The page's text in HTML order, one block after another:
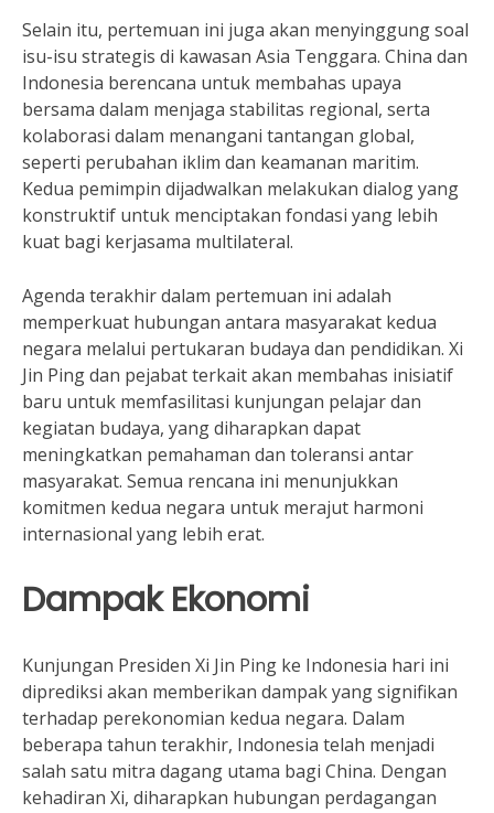
Selain itu, pertemuan ini juga akan menyinggung soal
isu-isu strategis di kawasan Asia Tenggara. China dan
Indonesia berencana untuk membahas upaya
bersama dalam menjaga stabilitas regional, serta
kolaborasi dalam menangani tantangan global,
seperti perubahan iklim dan keamanan maritim.
Kedua pemimpin dijadwalkan melakukan dialog yang
konstruktif untuk menciptakan fondasi yang lebih
kuat bagi kerjasama multilateral.
Agenda terakhir dalam pertemuan ini adalah
memperkuat hubungan antara masyarakat kedua
negara melalui pertukaran budaya dan pendidikan. Xi
Jin Ping dan pejabat terkait akan membahas inisiatif
baru untuk memfasilitasi kunjungan pelajar dan
kegiatan budaya, yang diharapkan dapat
meningkatkan pemahaman dan toleransi antar
masyarakat. Semua rencana ini menunjukkan
komitmen kedua negara untuk merajut harmoni
internasional yang lebih erat.
Dampak Ekonomi
Kunjungan Presiden Xi Jin Ping ke Indonesia hari ini
diprediksi akan memberikan dampak yang signifikan
terhadap perekonomian kedua negara. Dalam
beberapa tahun terakhir, Indonesia telah menjadi
salah satu mitra dagang utama bagi China. Dengan
kehadiran Xi, diharapkan hubungan perdagangan